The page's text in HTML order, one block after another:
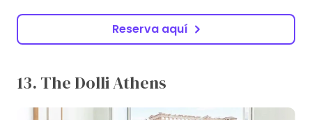
Reserva aquí
13. The Dolli Athens